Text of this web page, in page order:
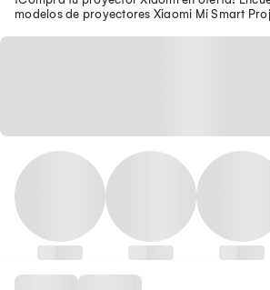
modelos de proyectores Xiaomi Mi Smart